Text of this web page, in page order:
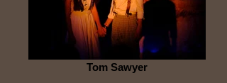
Tom Sawyer